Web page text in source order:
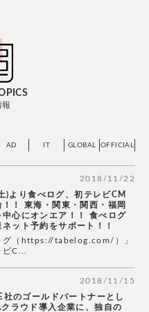
報
AD IT GLOBAL OFFICIAL
2018/11/22
)より食べログ、初テレビCM
！！ 東海・関東・関西・福岡
中心にオンエア！！ 食べログ
ット予約をサポート！！
グ（https://tabelog.com/）」
C...
2018/11/15
社のゴールドパートナーとし
ラウド導入企業に、独自の